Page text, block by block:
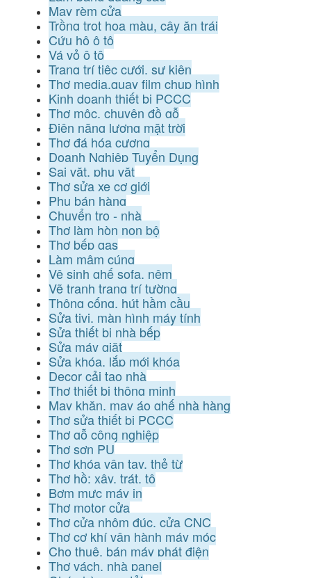
May rèm cửa
Trồng trọt hoa màu, cây ăn trái
Cứu hộ ô tô
Vá vỏ ô tô
Trang trí tiệc cưới, sự kiện
Thợ media,quay film chụp hình
Kinh doanh thiết bị PCCC
Thợ mộc, chuyên đồ gỗ
Điện năng lượng mặt trời
Thợ đá hóa cương
Doanh Nghiệp Tuyển Dụng
Sai vặt, phụ vặt
Thợ sửa xe cơ giới
Phụ bán hàng
Chuyển trọ - nhà
Thợ làm hòn non bộ
Thợ bếp gas
Làm mâm cúng
Vệ sinh ghế sofa, nệm
Vẽ tranh trang trí tường
Thông cống, hút hầm cầu
Sửa tivi, màn hình máy tính
Sửa thiết bị nhà bếp
Sửa máy giặt
Sửa khóa, lắp mới khóa
Decor cải tạo nhà
Thợ thiết bị thông minh
May khăn, may áo ghế nhà hàng
Thợ sửa thiết bị PCCC
Thợ gỗ công nghiệp
Thợ sơn PU
Thợ khóa vân tay, thẻ từ
Thợ hồ: xây, trát, tô
Bơm mực máy in
Thợ motor cửa
Thợ cửa nhôm đúc, cửa CNC
Thợ cơ khí vận hành máy móc
Cho thuê, bán máy phát điện
Thợ vách, nhà panel